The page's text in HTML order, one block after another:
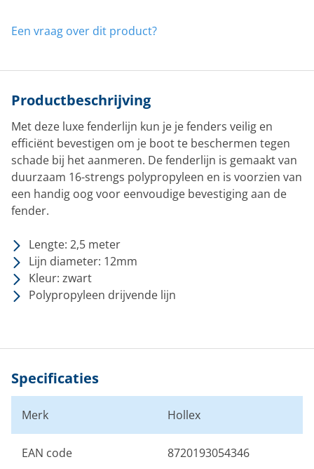
Een vraag over dit product?
Productbeschrijving
Met deze luxe fenderlijn kun je je fenders veilig en
efficiënt bevestigen om je boot te beschermen tegen
schade bij het aanmeren. De fenderlijn is gemaakt van
duurzaam 16-strengs polypropyleen en is voorzien van
een handig oog voor eenvoudige bevestiging aan de
fender.
Lengte: 2,5 meter
Lijn diameter: 12mm
Kleur: zwart
Polypropyleen drijvende lijn
Specificaties
Merk Hollex
EAN code 8720193054346